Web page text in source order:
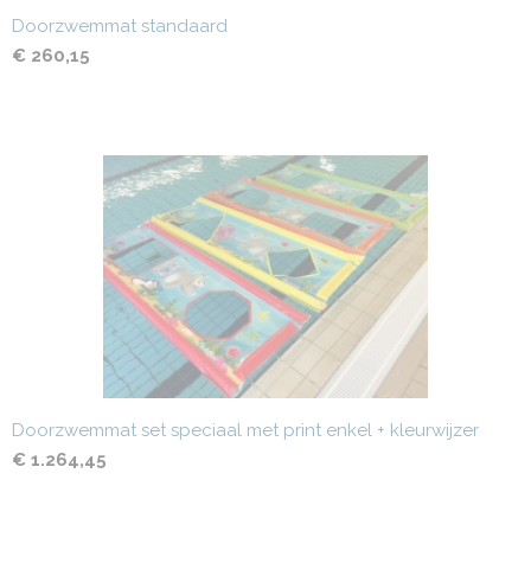
Doorzwemmat standaard
€ 260,15
Doorzwemmat set speciaal met print enkel + kleurwijzer
€ 1.264,45